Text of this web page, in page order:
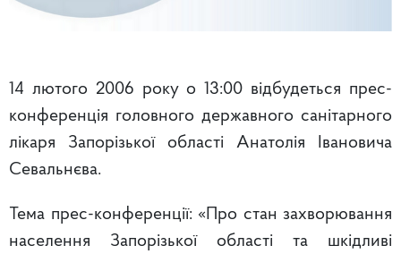
14 лютого 2006 року o 13:00 відбудеться прес-
конференція головного державного санітарного
лікаря Запорізької області Анатолія Івановича
Севальнєва.
Тема прес-конференції: «Про стан захворювання
населення Запорізької області та шкідливі